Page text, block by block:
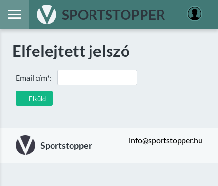
SPORTSTOPPER
Elfelejtett jelszó
Elküld
Email cím*:
Sportstopper info@sportstopper.hu